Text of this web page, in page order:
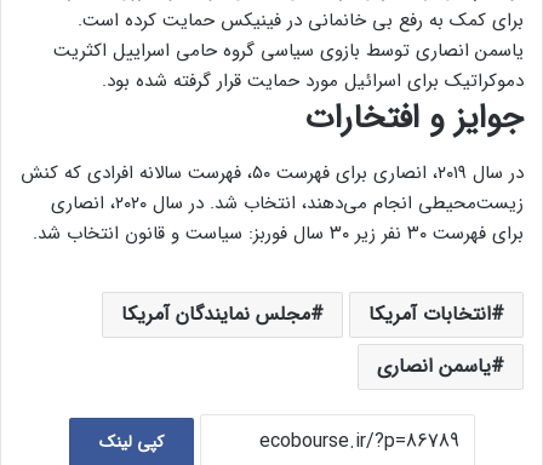
برای کمک به رفع بی خانمانی در فینیکس حمایت کرده است.
یاسمن انصاری توسط بازوی سیاسی گروه حامی اسراییل اکثریت
دموکراتیک برای اسرائیل مورد حمایت قرار گرفته شده بود.
جوایز و افتخارات
در سال ۲۰۱۹، انصاری برای فهرست ۵۰، فهرست سالانه افرادی که کنش
زیست‌محیطی انجام می‌دهند، انتخاب شد. در سال ۲۰۲۰، انصاری
برای فهرست ۳۰ نفر زیر ۳۰ سال فوربز: سیاست و قانون انتخاب شد.
انتخابات آمریکا
مجلس نمایندگان آمریکا
یاسمن انصاری
کپی لینک